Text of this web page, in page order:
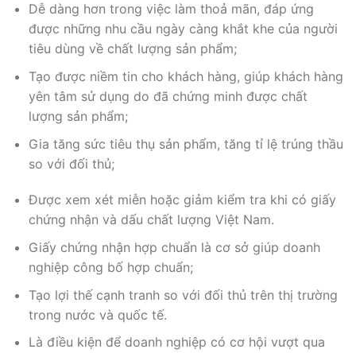
Dễ dàng hơn trong việc làm thoả mãn, đáp ứng
được những nhu cầu ngày càng khắt khe của người
tiêu dùng về chất lượng sản phẩm;
Tạo được niềm tin cho khách hàng, giúp khách hàng
yên tâm sử dụng do đã chứng minh được chất
lượng sản phẩm;
Gia tăng sức tiêu thụ sản phẩm, tăng tỉ lệ trúng thầu
so với đối thủ;
Được xem xét miễn hoặc giảm kiểm tra khi có giấy
chứng nhận và dấu chất lượng Việt Nam.
Giấy chứng nhận hợp chuẩn là cơ sở giúp doanh
nghiệp công bố hợp chuẩn;
Tạo lợi thế cạnh tranh so với đối thủ trên thị trường
trong nước và quốc tế.
Là điều kiện để doanh nghiệp có cơ hội vượt qua